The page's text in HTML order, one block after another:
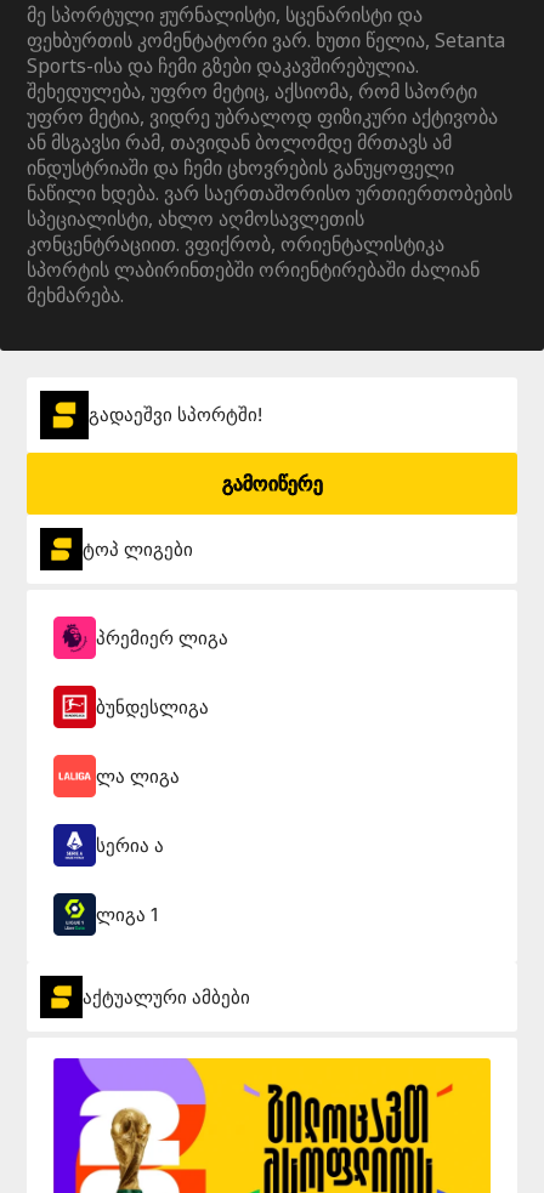
მე სპორტული ჟურნალისტი, სცენარისტი და
ფეხბურთის კომენტატორი ვარ. ხუთი წელია, Setanta
Sports-ისა და ჩემი გზები დაკავშირებულია.
შეხედულება, უფრო მეტიც, აქსიომა, რომ სპორტი
უფრო მეტია, ვიდრე უბრალოდ ფიზიკური აქტივობა
ან მსგავსი რამ, თავიდან ბოლომდე მრთავს ამ
ინდუსტრიაში და ჩემი ცხოვრების განუყოფელი
ნაწილი ხდება. ვარ საერთაშორისო ურთიერთობების
სპეციალისტი, ახლო აღმოსავლეთის
კონცენტრაციით. ვფიქრობ, ორიენტალისტიკა
სპორტის ლაბირინთებში ორიენტირებაში ძალიან
მეხმარება.
გადაეშვი სპორტში!
გამოიწერე
ტოპ ლიგები
პრემიერ ლიგა
ბუნდესლიგა
ლა ლიგა
სერია ა
ლიგა 1
აქტუალური ამბები